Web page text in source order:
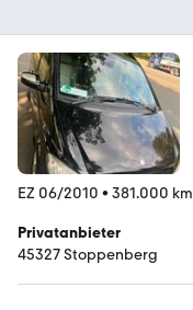
EZ 06/2010 • 381.000 km
Privatanbieter
45327 Stoppenberg